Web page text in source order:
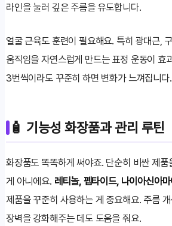
라인을 눌러 깊은 주름을 유도합니다.
얼굴 근육도 훈련이 필요해요. 특히 광대근,
움직임을 자연스럽게 만드는 표정 운동이 효
3번씩이라도 꾸준히 하면 변화가 느껴집니다.
🧴 기능성 화장품과 관리 루틴
화장품도 똑똑하게 써야죠. 단순히 비싼 제
게 아니에요. 레티놀, 펩타이드, 나이아신아
제품을 꾸준히 사용하는 게 중요해요. 주름
장벽을 강화해주는 데도 도움을 줘요.